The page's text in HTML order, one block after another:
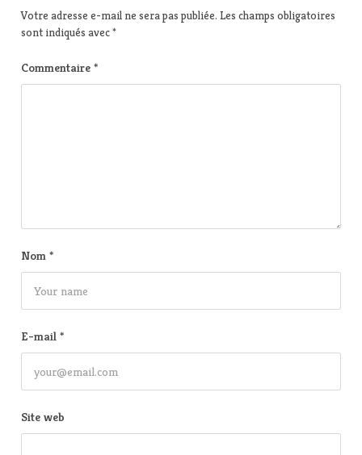
Votre adresse e-mail ne sera pas publiée. Les champs obligatoires
sont indiqués avec*
Commentaire *
Nom *
E-mail *
Site web